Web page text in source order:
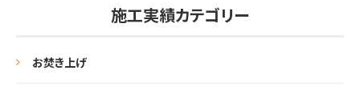
施工実績カテゴリー
お焚き上げ